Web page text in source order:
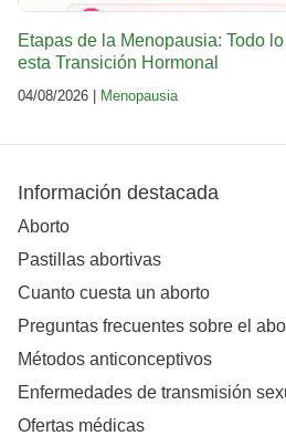
Etapas de la Menopausia: Todo
esta Transición Hormonal
04/08/2026 | Menopausia
Información destacada
Aborto
Pastillas abortivas
Cuanto cuesta un aborto
Preguntas frecuentes sobre el
Métodos anticonceptivos
Enfermedades de transmisión
Ofertas médicas